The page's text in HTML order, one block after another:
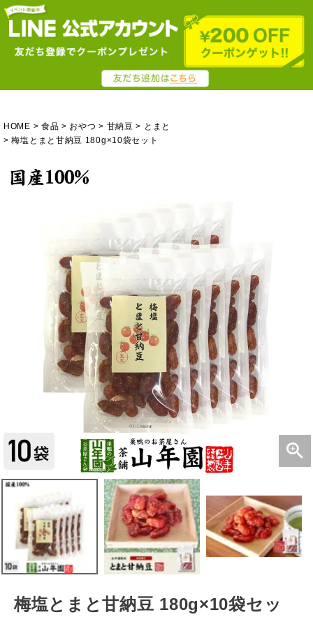
HOME 食品 おやつ 甘納豆
とまと
梅塩とまと甘納豆 180g×10袋セット
梅塩とまと甘納豆 180g×10袋セッ